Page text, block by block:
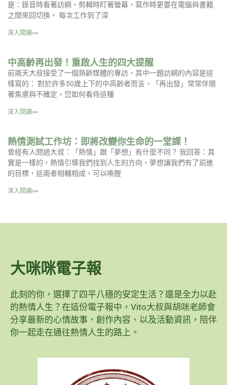
是：錄音時看著訪綱、剪輯時盯著螢幕，寫作時更要在電腦與書籍
之間來回切換。 每次工作到了深
深入閱讀>>
中高齡再出發！重啟人生的四大提醒
前兩天大叔接受了一個熟齡媒體的專訪，其中一題訪綱的內容是這
樣寫的： 對於許多50歲上下的中高齡者而言，「再出發」常常伴隨
著焦慮與不確定，您如何看待這種
深入閱讀>>
熱情測試工作坊：即將改變你生命的一堂課！
曾經有人問過大叔：「熱情」跟「夢想」有什麼不同？ 我回答：其
實是一樣的，熱情引導我們找到人生的方向，夢想讓我們有了前進
的目標，這兩者相輔相成，可以喚醒
深入閱讀>>
大咪咪電子報
此刻的你，選擇了四平八穩的安定生活？還是全力以赴
的熱情人生？在這份電子報中，Vito大叔與胡咪老師會
分享最新的心情故事、創作內容、以及活動資訊，陪伴
你一起走在通往熱情人生的路上。